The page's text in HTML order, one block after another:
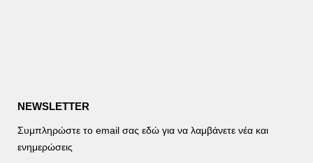
NEWSLETTER
Συμπληρώστε το email σας εδώ για να λαμβάνετε νέα και
ενημερώσεις